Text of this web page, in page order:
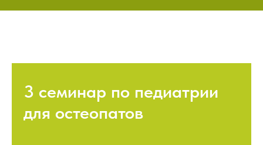
3 семинар по педиатрии
для остеопатов